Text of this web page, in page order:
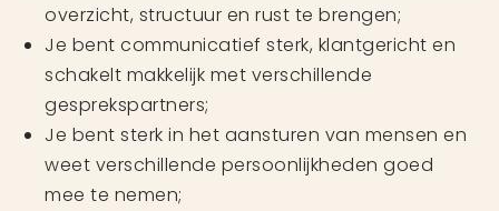
overzicht, structuur en rust te brengen;
Je bent communicatief sterk, klantgericht en
schakelt makkelijk met verschillende
gesprekspartners;
Je bent sterk in het aansturen van mensen en
weet verschillende persoonlijkheden goed
mee te nemen;